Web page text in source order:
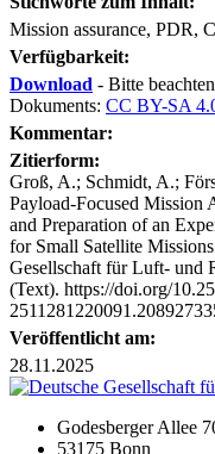
Mission assurance, PDR,
Verfügbarkeit:
Download - Bitte
Dokuments: CC BY-SA
Kommentar:
Zitierform:
Groß, A.; Schmidt, A.;
Payload-Focused Mission
and Preparation of an
for Small Satellite
Gesellschaft für Luft- und
(Text). https://doi.org/
Veröffentlicht am:
28.11.2025
Godesberger Allee
53175 Bonn